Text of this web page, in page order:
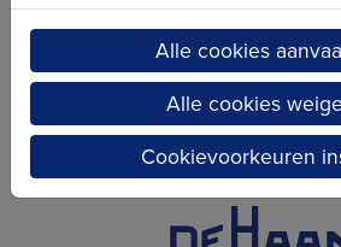
Alle cookies
Alle cookies
Cookievoorkeuren